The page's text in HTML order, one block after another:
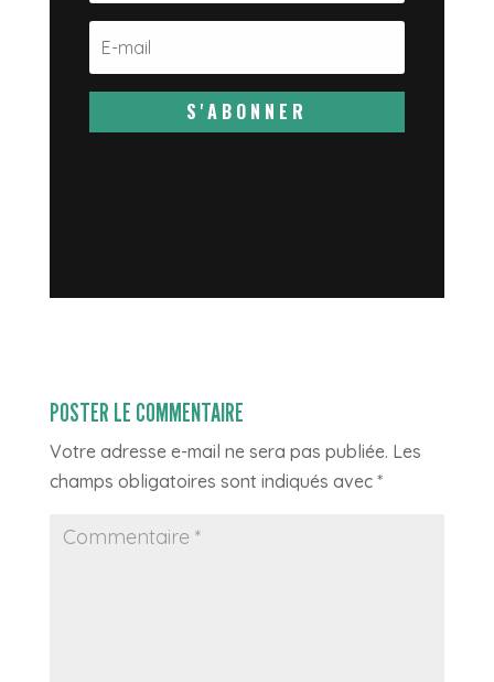
S'ABONNER
POSTER LE COMMENTAIRE
Votre adresse e-mail ne sera pas publiée. Les
champs obligatoires sont indiqués avec *